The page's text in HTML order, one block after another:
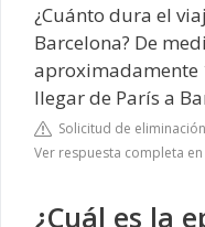
¿Cuánto dura el
Barcelona? De
aproximadamente
llegar de París a
Solicitud de eliminación
Ver respuesta completa
¿Cuál es la